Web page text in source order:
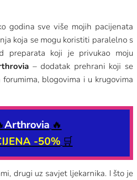
godina sve više mojih pacijenata
koja se mogu koristiti paralelno s
preparata koji je privukao moju
– dodatak prehrani koji se
blogovima i u krugovima
Arthrovia 🔥
-50% 🛒
drugi uz savjet ljekarnika. I što je